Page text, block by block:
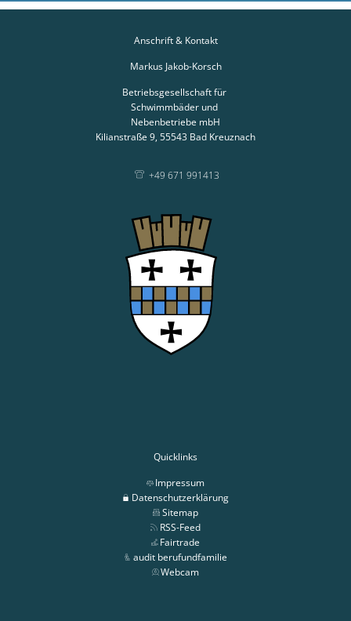
Anschrift & Kontakt
Markus Jakob-Korsch
Betriebsgesellschaft für
Schwimmbäder und
Nebenbetriebe mbH
Kilianstraße 9, 55543 Bad Kreuznach
+49 671 991413
Quicklinks
Impressum
Datenschutzerklärung
Sitemap
RSS-Feed
Fairtrade
audit berufundfamilie
Webcam